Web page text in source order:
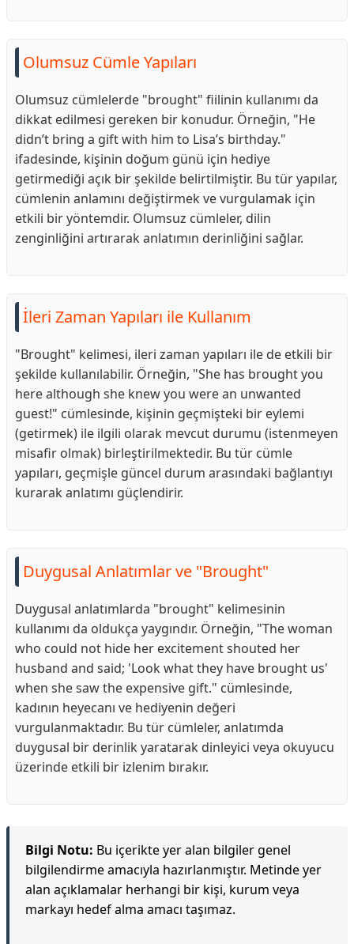
Olumsuz Cümle Yapıları
Olumsuz cümlelerde "brought" fiilinin kullanımı da
dikkat edilmesi gereken bir konudur. Örneğin, "He
didn’t bring a gift with him to Lisa’s birthday."
ifadesinde, kişinin doğum günü için hediye
getirmediği açık bir şekilde belirtilmiştir. Bu tür yapılar,
cümlenin anlamını değiştirmek ve vurgulamak için
etkili bir yöntemdir. Olumsuz cümleler, dilin
zenginliğini artırarak anlatımın derinliğini sağlar.
İleri Zaman Yapıları ile Kullanım
"Brought" kelimesi, ileri zaman yapıları ile de etkili bir
şekilde kullanılabilir. Örneğin, "She has brought you
here although she knew you were an unwanted
guest!" cümlesinde, kişinin geçmişteki bir eylemi
(getirmek) ile ilgili olarak mevcut durumu (istenmeyen
misafir olmak) birleştirilmektedir. Bu tür cümle
yapıları, geçmişle güncel durum arasındaki bağlantıyı
kurarak anlatımı güçlendirir.
Duygusal Anlatımlar ve "Brought"
Duygusal anlatımlarda "brought" kelimesinin
kullanımı da oldukça yaygındır. Örneğin, "The woman
who could not hide her excitement shouted her
husband and said; 'Look what they have brought us'
when she saw the expensive gift." cümlesinde,
kadının heyecanı ve hediyenin değeri
vurgulanmaktadır. Bu tür cümleler, anlatımda
duygusal bir derinlik yaratarak dinleyici veya okuyucu
üzerinde etkili bir izlenim bırakır.
Bilgi Notu: Bu içerikte yer alan bilgiler genel
bilgilendirme amacıyla hazırlanmıştır. Metinde yer
alan açıklamalar herhangi bir kişi, kurum veya
markayı hedef alma amacı taşımaz.